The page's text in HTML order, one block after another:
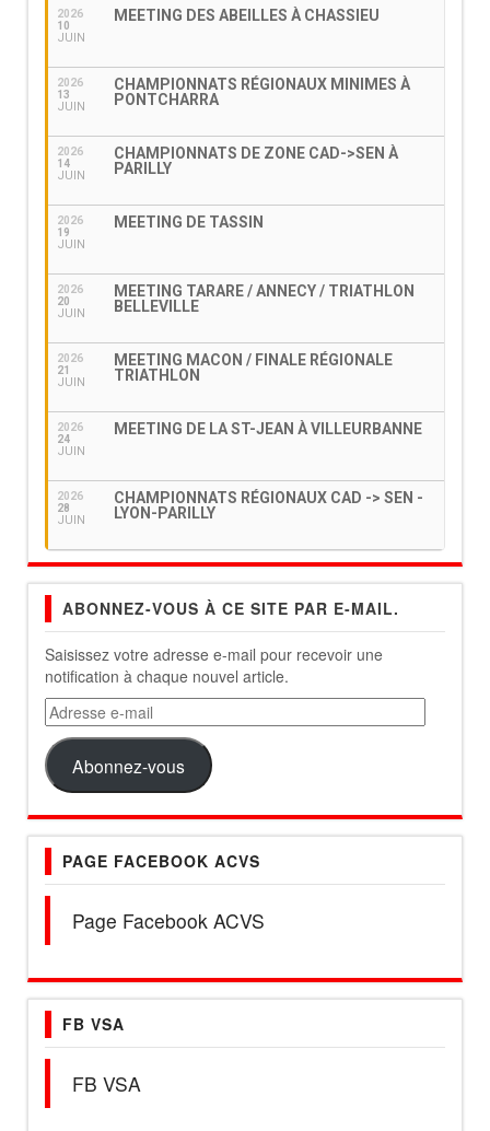
2026
10
JUIN
MEETING DES ABEILLES À CHASSIEU
2026
13
JUIN
CHAMPIONNATS RÉGIONAUX MINIMES À
PONTCHARRA
2026
14
JUIN
CHAMPIONNATS DE ZONE CAD->SEN À
PARILLY
2026
19
JUIN
MEETING DE TASSIN
2026
20
JUIN
MEETING TARARE / ANNECY / TRIATHLON
BELLEVILLE
2026
21
JUIN
MEETING MACON / FINALE RÉGIONALE
TRIATHLON
2026
24
JUIN
MEETING DE LA ST-JEAN À VILLEURBANNE
2026
28
JUIN
CHAMPIONNATS RÉGIONAUX CAD -> SEN -
LYON-PARILLY
ABONNEZ-VOUS À CE SITE PAR E-MAIL.
Saisissez votre adresse e-mail pour recevoir une
notification à chaque nouvel article.
Adresse
e-
mail
Abonnez-vous
PAGE FACEBOOK ACVS
Page Facebook ACVS
FB VSA
FB VSA